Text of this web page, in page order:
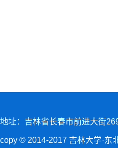
地址：吉林省长春市前进大街
copy © 2014-2017 吉林大学·东